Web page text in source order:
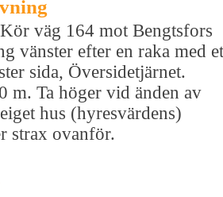
väg 164 mot Bengtsfors
vänster efter en raka med
sida, Översidetjärnet.
m. Ta höger vid änden av
hus (hyresvärdens)
strax ovanför.